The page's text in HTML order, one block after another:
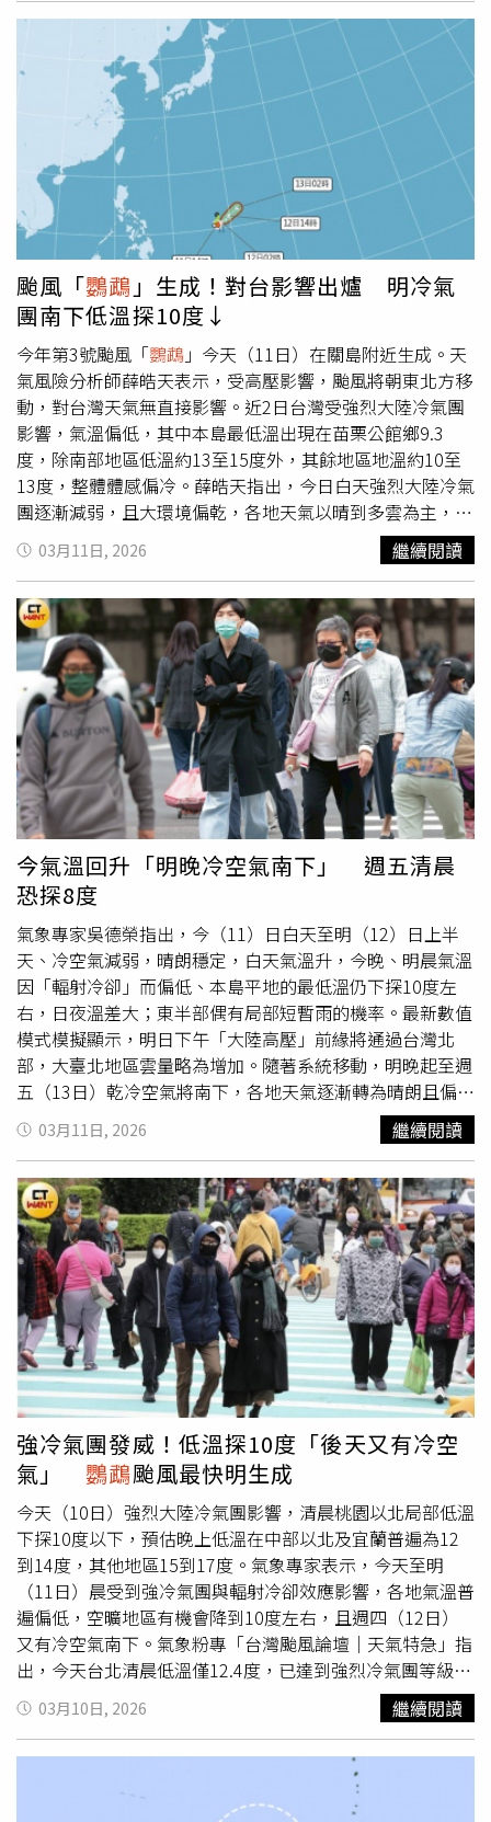
波在東側海上，各地無降雨。因輻射冷卻影響，今晨仍有低
溫，截至5時12分本島縣市的平地最低氣溫則為：新竹（關
西鎮）9.0度、苗栗（頭屋鄉）9.1度，各地區的平地最低氣
溫約在10至13度。吳德榮指出，最新歐洲模式（ECMWF）
模擬顯示，今日白天各地晴時多雲，北舒適、南微熱，今晚
至明日（13日）乾冷空氣南下，轉晴冷，因輻射冷卻加成，
有再觸及「強烈大陸冷氣團」定義的機率，本島平地的最低
氣溫亦將降至8度左右，應注意保暖。今日各地區氣溫如
下：北部9至22度、中部10至27度、南部12至29度、東部
12至27度。吳德榮表示，週六、週日（14、15日）持續受
大陸高壓影響，各地晴朗乾燥，冷空氣減弱，白天北舒適、
中南微熱，早晚氣溫仍低，局部地區仍有10度左右低溫，日
夜溫差大。吳德榮說，下週一至週四（16至19日）受高壓
南側之偏東風、漸轉東南風的影響，各地持續晴朗乾燥，氣
溫逐日緩升，白天舒適，漸轉微熱，早晚偏涼，日夜溫差
大；東半部水氣稍增、偶有局部零星飄雨的機率。下週五
（20日）或週六（21日）才有下一波變化，無論時間或影
響程度，各國模式不一致且持續調整中，需再觀察。至於輕
颱「鸚鵡」動態，吳德榮提到，各國預報機構今晨2時皆預
測其將迅速減弱為熱帶低壓，中央氣象署在今晚，日本氣象
廳在今午，美軍警報中心則從不認為它有達輕度颱風的強
度，看法不一樣，但這也很常發生，並不奇怪。氣象專家林
得恩於臉書粉專「林老師氣象站」發文表示，「今晚至明
晨，最冷！」今日天氣受北方強冷空氣南下影響，北台灣氣
溫明顯下降，其他地區早晚氣溫亦涼，中南部日夜溫差增
大。降雨部份，由於環境水氣稍增，迎風面的花東地區則有
局部短暫陣雨，而基隆北海岸、大台北地區、東北部地區及
北部山區為零星短暫雨，其他地區維持為多雲到晴的穩定天
氣。林得恩提醒，此波冷空氣強度非常接近「強烈大陸冷氣
團」等級，還不是最冷的，今晚至明晨由於輻射冷卻效應的
加持，全台各地早晚天氣更加寒冷，日夜溫差明顯增大；不
過降雨趨緩，各地大多為晴到多雲天氣，僅基隆北海岸及東
半部地區有零星短暫雨機會。至於，最低溫預測，中部以
北、宜花及金門、馬祖地區在10至12度或10度以下，南
部、台東及澎湖地區最低溫也在14至16度之間。
颱風「鸚鵡 」生成！對台影響出爐 明冷氣
團南下低溫探10度↓
今年第3號颱風「鸚鵡 」今天（11日）在關島附近生成。天
氣風險分析師薛皓天表示，受高壓影響，颱風將朝東北方移
動，對台灣天氣無直接影響。近2日台灣受強烈大陸冷氣團
影響，氣溫偏低，其中本島最低溫出現在苗栗公館鄉9.3
度，除南部地區低溫約13至15度外，其餘地區地溫約10至
13度，整體體感偏冷。薛皓天指出，今日白天強烈大陸冷氣
團逐漸減弱，且大環境偏乾，各地天氣以晴到多雲為主，僅
迎風面的東北部及東部雲量較多，局部偶有零星短暫雨。氣
溫方面，北部及東北部白天高溫約20度，中部約23至24
度，南部約25至27度，東部約22度。夜間及清晨受輻射冷
卻影響，各地市區地溫約14至16度，平地空曠處及近山區
低溫約11至13度，中部以南地區日夜溫差明顯。不過，明
（12日）中高層將有明顯槽線南下，底層新一波大陸冷氣團
或強烈冷氣團亦將南下，帶入北方偏乾空氣，中北部及東北
部白天高溫約19度，中部及花蓮約21至23度，南部及東南
部約23至26度。夜間清晨各地市區地溫約13至15度，平地
及近山區低溫約10至12度，中部以南日夜溫差仍明顯，局
部低溫可能低於10度。天氣方面，明天各地大致維持晴到多
雲，迎風面的北部及東北部雲量較多，山區及沿海局部地區
仍有零星短暫雨機會。週五（13日）持續受大陸冷氣團影
響，各地為晴時多雲，北部及東北部白天高溫約16至18
度，中部及花蓮約19至21度，南部及台東約22至24度。夜
間清晨輻射冷卻影響仍顯著，中部以南低溫約11至14度，
中北部及東北部約10至13度，東部低溫約12至14度。薛皓
天表示，週六（14日）起冷氣團逐漸減弱，東風影響逐漸明
顯，各地維持晴時多雲，白天氣溫回升，中南部高溫可達25
度左右，北部及中部白天高溫約23度，但夜間及清晨仍有輻
射冷卻降溫現象，平地及沿海、近山區低溫仍有11至13
度。下週日（15日）受高壓迴流及偏東風影響，迎風面東北
角及東部雲量較多，局部偶有短暫陣雨，其餘地區晴時多
雲。北部白天高溫回升至25度，中南部白天高溫約24至28
度，夜間清晨市區低溫約15至17度，平地及沿海、近山區
低溫仍有12至14度。氣象專家提到，近期至下週三（18
日）全台水氣偏少，各地大致維持晴到多雲，僅迎風面的北
海岸、東北角及東部局部有零星短暫陣雨，但夜間及清晨輻
射冷卻帶來明顯日夜溫差，早出晚歸的民眾務必注意保暖。
（圖／氣象署）
03月11日, 2026 繼續閱讀
今氣溫回升「明晚冷空氣南下」 週五清晨
恐探8度
氣象專家吳德榮指出，今（11）日白天至明（12）日上半
天、冷空氣減弱，晴朗穩定，白天氣溫升，今晚、明晨氣溫
因「輻射冷卻」而偏低、本島平地的最低溫仍下探10度左
右，日夜溫差大；東半部偶有局部短暫雨的機率。最新數值
模式模擬顯示，明日下午「大陸高壓」前緣將通過台灣北
部，大臺北地區雲量略為增加。隨著系統移動，明晚起至週
五（13日）乾冷空氣將南下，各地天氣逐漸轉為晴朗且偏
冷。吳德榮表示，明晚至週五清晨因「輻射冷卻」效應加
強，低溫有機會再次觸及「強烈大陸冷氣團」的定義標準。
本島平地最低氣溫可能降至約8度左右，提醒民眾注意保暖
並做好防寒措施。至於週六與下週日（14、15日），台灣
仍持續受到「大陸高壓」影響，各地大致維持晴朗穩定的天
氣型態。隨著冷空氣逐漸減弱，白天氣溫將回升至舒適甚至
略感微熱，但早晚仍偏冷，日夜溫差明顯。進入下週後，天
氣型態將進一步轉為穩定。最新模式模擬顯示，下週一至週
四（16日至19日）台灣受高壓南側偏東風逐漸轉為東南風
影響，各地大致維持晴朗穩定的天氣。氣溫將逐日回升，白
天感受舒適並逐漸偏暖，早晚則仍略帶涼意，日夜溫差仍
大。降雨方面，東半部水氣略有增加，偶爾可能出現局部零
星降雨，但整體降雨機率仍偏低。另外，中央氣象署最新發
布的颱風路徑潛勢預測顯示，位於菲律賓東方海面的熱帶低
壓已在11日凌晨2時發展為今年第3號颱風「
颱風將朝偏東北東方向移動，並在明（12日）下午逐漸減弱
為熱帶低壓，整體生命期相當短暫。
03月11日, 2026 繼續閱讀
強冷氣團發威！低溫探10度「後天又有冷空
氣」 鸚鵡颱風最快明生成
今天（10日）強烈大陸冷氣團影響，清晨桃園以北局部低溫
下探10度以下，預估晚上低溫在中部以北及宜蘭普遍為12
到14度，其他地區15到17度。氣象專家表示，今天至明
（11日）晨受到強冷氣團與輻射冷卻效應影響，各地氣溫普
遍偏低，空曠地區有機會降到10度左右，且週四（12日）
又有冷空氣南下。氣象粉專「台灣颱風論壇｜天氣特急」指
出，今天台北清晨低溫僅12.4度，已達到強烈冷氣團等級，
今天至明晨仍受到強烈冷氣團與輻射冷卻效應影響，各地低
溫普遍落在11～13度，平原與空曠地區有機會降到10度左
右，早晚體感相當寒冷，提醒民眾務必做好保暖。專家說
明，週三白天起冷氣團短暫減弱，氣溫略為回升，但週四另
一波強烈冷氣團再度南下，各地氣溫又會明顯下降，不過這
03月10日, 2026 繼續閱讀